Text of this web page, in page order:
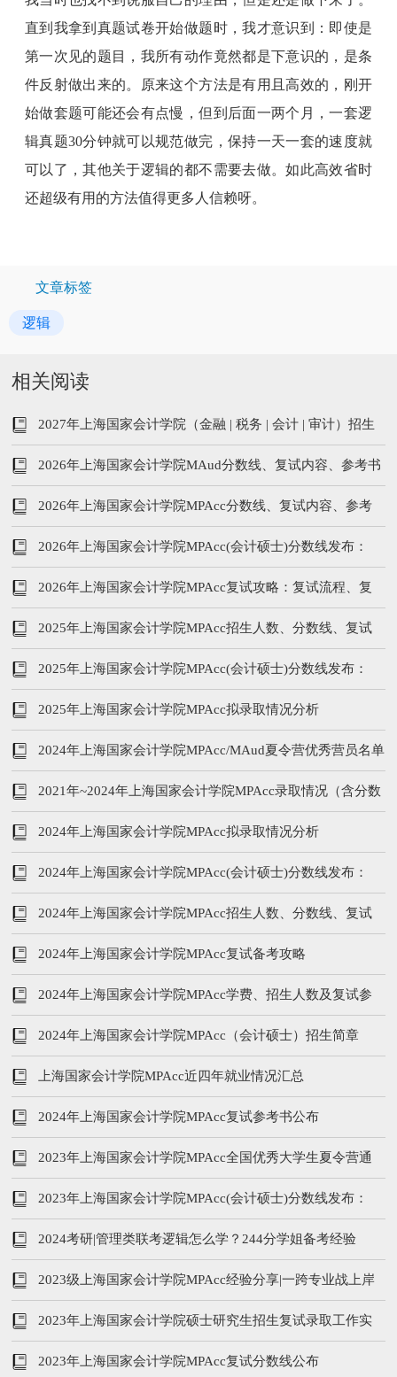
直到我拿到真题试卷开始做题时，我才意识到：即使是
第一次见的题目，我所有动作竟然都是下意识的，是条
件反射做出来的。原来这个方法是有用且高效的，刚开
始做套题可能还会有点慢，但到后面一两个月，一套逻
辑真题30分钟就可以规范做完，保持一天一套的速度就
可以了，其他关于逻辑的都不需要去做。如此高效省时
还超级有用的方法值得更多人信赖呀。
文章标签
逻辑
相关阅读
2027年上海国家会计学院（金融 | 税务 | 会计 | 审计）招生
简章
2026年上海国家会计学院MAud分数线、复试内容、参考书
2026年上海国家会计学院MPAcc分数线、复试内容、参考
书
2026年上海国家会计学院MPAcc(会计硕士)分数线发布：
231/120/60
2026年上海国家会计学院MPAcc复试攻略：复试流程、复
试参考书、分数线
2025年上海国家会计学院MPAcc招生人数、分数线、复试
内容
2025年上海国家会计学院MPAcc(会计硕士)分数线发布：
226/120/60
2025年上海国家会计学院MPAcc拟录取情况分析
2024年上海国家会计学院MPAcc/MAud夏令营优秀营员名单
公布！
2021年~2024年上海国家会计学院MPAcc录取情况（含分数
线、学费学制、复试内容）
2024年上海国家会计学院MPAcc拟录取情况分析
2024年上海国家会计学院MPAcc(会计硕士)分数线发布：
233/120/60
2024年上海国家会计学院MPAcc招生人数、分数线、复试
内容
2024年上海国家会计学院MPAcc复试备考攻略
2024年上海国家会计学院MPAcc学费、招生人数及复试参
考书
2024年上海国家会计学院MPAcc（会计硕士）招生简章
上海国家会计学院MPAcc近四年就业情况汇总
2024年上海国家会计学院MPAcc复试参考书公布
2023年上海国家会计学院MPAcc全国优秀大学生夏令营通
知
2023年上海国家会计学院MPAcc(会计硕士)分数线发布：
230/120/60
2024考研|管理类联考逻辑怎么学？244分学姐备考经验
2023级上海国家会计学院MPAcc经验分享|一跨专业战上岸
备考心得
2023年上海国家会计学院硕士研究生招生复试录取工作实
施细则
2023年上海国家会计学院MPAcc复试分数线公布